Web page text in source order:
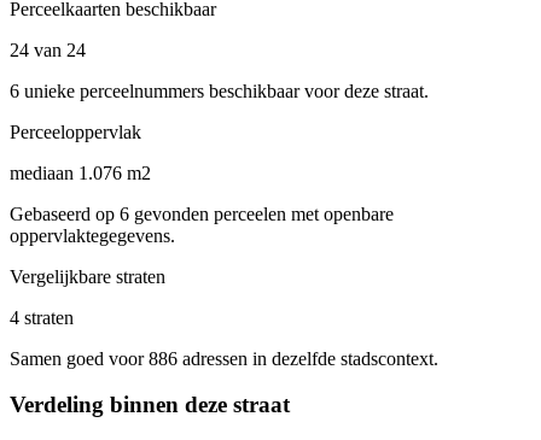
Perceelkaarten beschikbaar
24 van 24
6 unieke perceelnummers beschikbaar voor deze straat.
Perceeloppervlak
mediaan 1.076 m2
Gebaseerd op 6 gevonden perceelen met openbare
oppervlaktegegevens.
Vergelijkbare straten
4 straten
Samen goed voor 886 adressen in dezelfde stadscontext.
Verdeling binnen deze straat